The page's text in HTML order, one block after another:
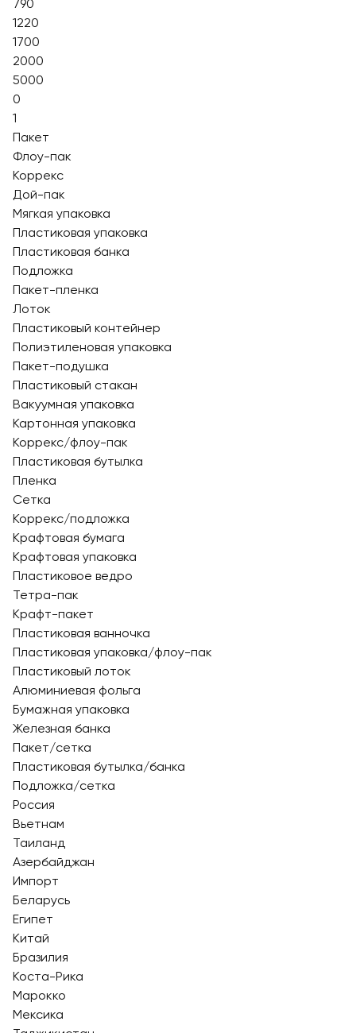
790
1220
1700
2000
5000
0
1
Пакет
Флоу-пак
Коррекс
Дой-пак
Мягкая упаковка
Пластиковая упаковка
Пластиковая банка
Подложка
Пакет-пленка
Лоток
Пластиковый контейнер
Полиэтиленовая упаковка
Пакет-подушка
Пластиковый стакан
Вакуумная упаковка
Картонная упаковка
Коррекс/флоу-пак
Пластиковая бутылка
Пленка
Сетка
Коррекс/подложка
Крафтовая бумага
Крафтовая упаковка
Пластиковое ведро
Тетра-пак
Крафт-пакет
Пластиковая ванночка
Пластиковая упаковка/флоу-пак
Пластиковый лоток
Алюминиевая фольга
Бумажная упаковка
Железная банка
Пакет/сетка
Пластиковая бутылка/банка
Подложка/сетка
Россия
Вьетнам
Таиланд
Азербайджан
Импорт
Беларусь
Египет
Китай
Бразилия
Коста-Рика
Марокко
Мексика